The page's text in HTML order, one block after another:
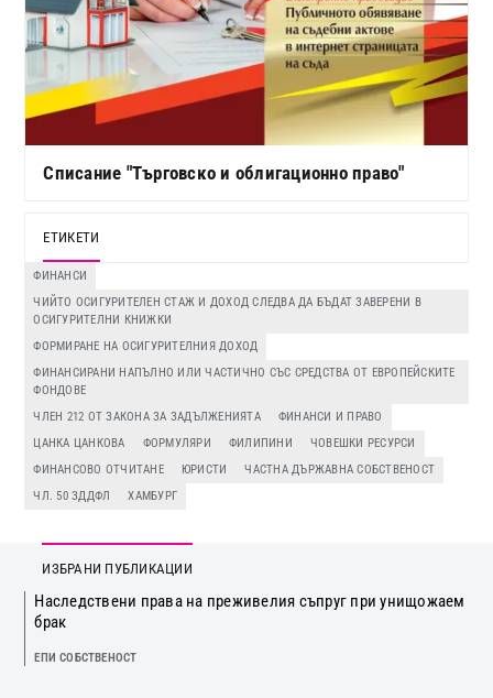
Списание "Търговско и облигационно право"
ЕТИКЕТИ
ФИНАНСИ
ЧИЙТО ОСИГУРИТЕЛЕН СТАЖ И ДОХОД СЛЕДВА ДА БЪДАТ ЗАВЕРЕНИ В
ОСИГУРИТЕЛНИ КНИЖКИ
ФОРМИРАНЕ НА ОСИГУРИТЕЛНИЯ ДОХОД
ФИНАНСИРАНИ НАПЪЛНО ИЛИ ЧАСТИЧНО СЪС СРЕДСТВА ОТ ЕВРОПЕЙСКИТЕ
ФОНДОВЕ
ЧЛЕН 212 ОТ ЗАКОНА ЗА ЗАДЪЛЖЕНИЯТА
ФИНАНСИ И ПРАВО
ЦАНКА ЦАНКОВА
ФОРМУЛЯРИ ФИЛИПИНИ
ЧОВЕШКИ РЕСУРСИ
ФИНАНСОВО ОТЧИТАНЕ
ЮРИСТИ
ЧАСТНА ДЪРЖАВНА СОБСТВЕНОСТ
ЧЛ. 50 ЗДДФЛ
ХАМБУРГ
ИЗБРАНИ ПУБЛИКАЦИИ
Наследствени права на преживелия съпруг при унищожаем
брак
ЕПИ СОБСТВЕНОСТ